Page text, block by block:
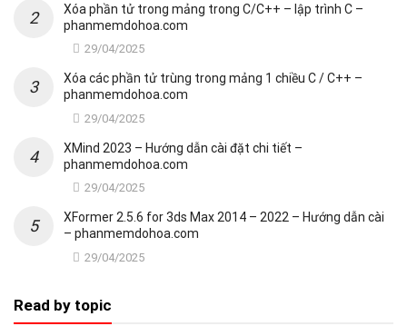
Xóa phần tử trong mảng trong C/C++ – lập trình C –
phanmemdohoa.com
29/04/2025
Xóa các phần tử trùng trong mảng 1 chiều C / C++ –
phanmemdohoa.com
29/04/2025
XMind 2023 – Hướng dẫn cài đặt chi tiết –
phanmemdohoa.com
29/04/2025
XFormer 2.5.6 for 3ds Max 2014 – 2022 – Hướng dẫn cài
– phanmemdohoa.com
29/04/2025
Read by topic